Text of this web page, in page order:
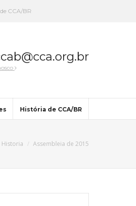
CCA/BR
História de CCA/BR
Historia Assembleia de 2015